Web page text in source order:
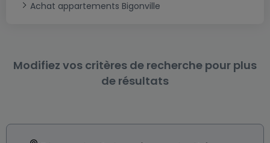
Achat appartements Bigonville
Modifiez vos critères de recherche pour plus
de résultats